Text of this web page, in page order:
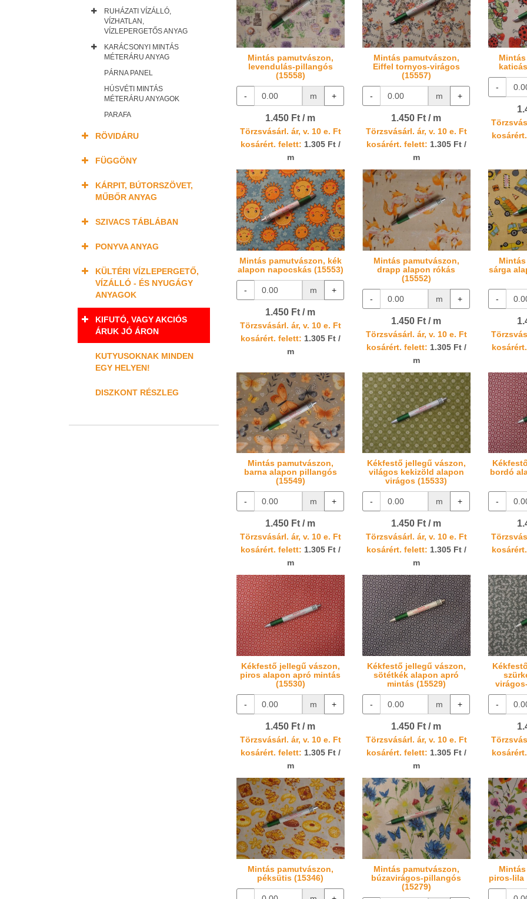
Mintás pamutvászon,
levendulás-pillangós
(15558)
- m +
1.450 Ft / m
Törzsvásárl. ár, v. 10 e. Ft
kosárért. felett: 1.305 Ft /
m
Mintás pamutvászon,
Eiffel tornyos-virágos
(15557)
- m +
1.450 Ft / m
Törzsvásárl. ár, v. 10 e. Ft
kosárért. felett: 1.305 Ft /
m
-
Mintás pamutvászon, kék
alapon napocskás (15553)
- m +
1.450 Ft / m
Törzsvásárl. ár, v. 10 e. Ft
kosárért. felett: 1.305 Ft /
m
Mintás pamutvászon,
drapp alapon rókás
(15552)
- m +
1.450 Ft / m
Törzsvásárl. ár, v. 10 e. Ft
kosárért. felett: 1.305 Ft /
m
sárga
-
Mintás pamutvászon,
barna alapon pillangós
(15549)
- m +
1.450 Ft / m
Törzsvásárl. ár, v. 10 e. Ft
kosárért. felett: 1.305 Ft /
m
Kékfestő jellegű vászon,
világos kekizöld alapon
virágos (15533)
- m +
1.450 Ft / m
Törzsvásárl. ár, v. 10 e. Ft
kosárért. felett: 1.305 Ft /
m
bordó
-
Kékfestő jellegű vászon,
piros alapon apró mintás
(15530)
- m +
1.450 Ft / m
Törzsvásárl. ár, v. 10 e. Ft
kosárért. felett: 1.305 Ft /
m
Kékfestő jellegű vászon,
sötétkék alapon apró
mintás (15529)
- m +
1.450 Ft / m
Törzsvásárl. ár, v. 10 e. Ft
kosárért. felett: 1.305 Ft /
m
-
Mintás pamutvászon,
péksütis (15346)
Mintás pamutvászon,
búzavirágos-pillangós
(15279)
piros-lila
RUHÁZATI VÍZÁLLÓ,
VÍZHATLAN,
VÍZLEPERGETŐS ANYAG
KARÁCSONYI MINTÁS
MÉTERÁRU ANYAG
PÁRNA PANEL
HÚSVÉTI MINTÁS
MÉTERÁRU ANYAGOK
PARAFA
RÖVIDÁRU
FÜGGÖNY
KÁRPIT, BÚTORSZÖVET,
MŰBŐR ANYAG
SZIVACS TÁBLÁBAN
PONYVA ANYAG
KÜLTÉRI VÍZLEPERGETŐ,
VÍZÁLLÓ - ÉS NYUGÁGY
ANYAGOK
KIFUTÓ, VAGY AKCIÓS
ÁRUK JÓ ÁRON
KUTYUSOKNAK MINDEN
EGY HELYEN!
DISZKONT RÉSZLEG